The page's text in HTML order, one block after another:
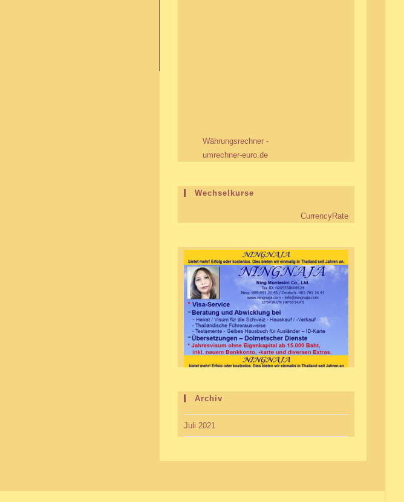
Währungsrechner -
umrechner-euro.de
Wechselkurse
CurrencyRate
Archiv
Juli 2021